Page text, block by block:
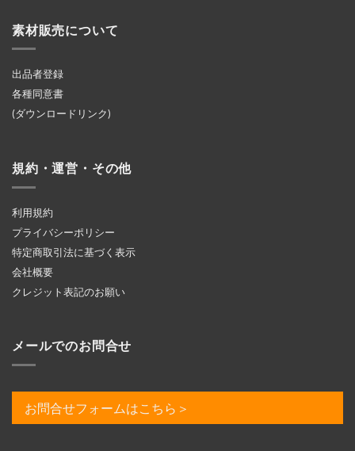
素材販売について
出品者登録
各種同意書
(ダウンロードリンク)
規約・運営・その他
利用規約
プライバシーポリシー
特定商取引法に基づく表示
会社概要
クレジット表記のお願い
メールでのお問合せ
お問合せフォームはこちら＞